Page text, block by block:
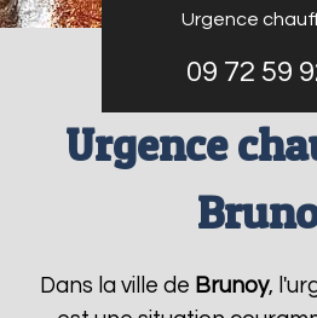
Urgence
09 72 59
Urgence
Dans la ville de Brunoy,